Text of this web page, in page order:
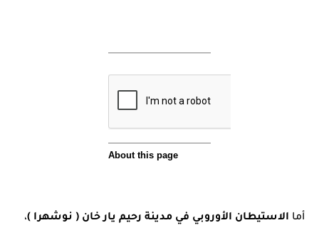
أما الاستيطان الأوروبي في مدينة رحيم يار خان ( نوشهرا )،